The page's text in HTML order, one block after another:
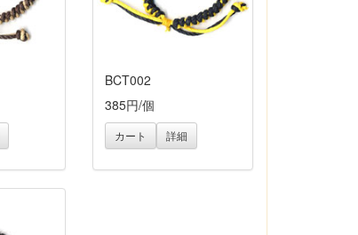
BCT002
385円/個
カート 詳細